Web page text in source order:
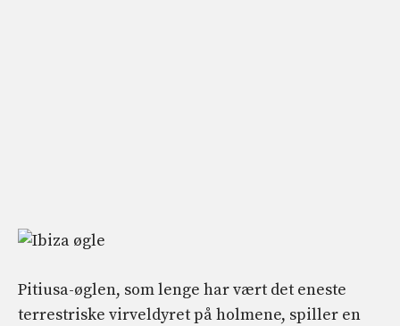
Pitiusa-øglen, som lenge har vært det eneste
terrestriske virveldyret på holmene, spiller en